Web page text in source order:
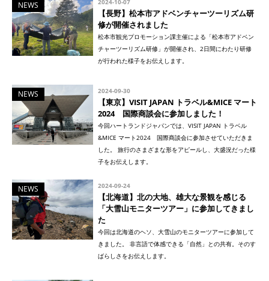
NEWS 2024-10-07
【長野】松本市アドベンチャーツーリズム研
修が開催されました
松本市観光プロモーション課主催による「松本市アドベン
チャーツーリズム研修」が開催され、2日間にわたり研修
が行われた様子をお伝えします。
NEWS 2024-09-30
【東京】VISIT JAPAN トラベル&MICE マート
2024 国際商談会に参加しました！
今回ハートランドジャパンでは、VISIT JAPAN トラベル
&MICE マート2024 国際商談会に参加させていただきま
した。 旅行のさまざまな形をアピールし、大盛況だった様
子をお伝えします。
NEWS 2024-09-24
【北海道】北の大地、雄大な景観を感じる
「大雪山モニターツアー」に参加してきまし
た
今回は北海道のヘソ、大雪山のモニターツアーに参加して
きました。 非言語で体感できる「自然」との共有。そのす
ばらしさをお伝えします。